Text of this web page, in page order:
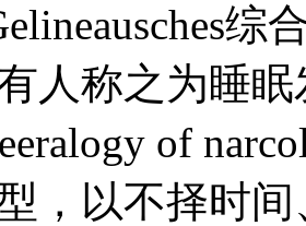
综
人称之为睡眠
of
，以不择时